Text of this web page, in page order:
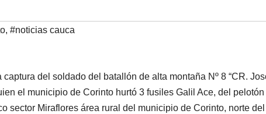
, #noticias cauca
del soldado del batallón de alta montaña Nº 8 “CR.
el municipio de Corinto hurtó 3 fusiles Galil Ace, del
sector Miraflores área rural del municipio de Corinto, norte del